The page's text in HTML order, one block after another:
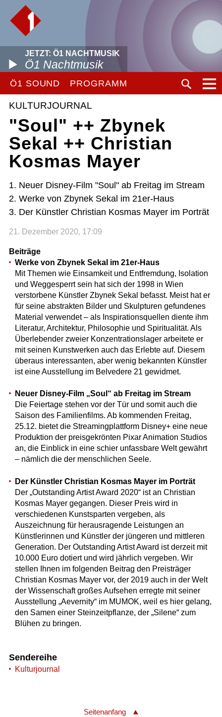
JETZT: Ö1 NACHTMUSIK
Ö1 Nachtmusik
Ö1 SOUND PROGRAMM
KULTURJOURNAL
"Soul" ++ Zbynek
Sekal ++ Christian
Kosmas Mayer
1. Neuer Disney-Film "Soul" ab Freitag im Stream
2. Werke von Zbynek Sekal im 21er-Haus
3. Der Künstler Christian Kosmas Mayer im Porträt
21. Dezember 2020, 17:09
Beiträge
Werke von Zbynek Sekal im 21er-Haus
Mit Themen wie Einsamkeit und Entfremdung, Isolation
und Weggesperrt sein hat sich der 1998 in Wien
verstorbene Künstler Zbynek Sekal befasst. Meist hat er
für seine abstrakten Bilder und Skulpturen gefundenes
Material verwendet – als Inspirationsquellen diente ihm
Literatur, Architektur, Philosophie und Spiritualität. Als
Überlebender zweier Konzentrationslager arbeitete er
mit seinen Kunstwerken auch das Erlebte auf. Diesem
überaus interessanten, aber wenig bekannten Künstler
ist eine Ausstellung im Belvedere 21 gewidmet.
Neuer Disney-Film „Soul“ ab Freitag im Stream
Die Feiertage stehen vor der Tür und somit auch die
Saison des Familienfilms. Ab kommenden Freitag,
25.12. bietet die Streamingplattform Disney+ eine neue
Produktion der preisgekrönten Pixar Animation Studios
an, die Einblick in eine schier unfassbare Welt gewährt
– nämlich die der menschlichen Seele.
Der Künstler Christian Kosmas Mayer im Porträt
Der „Outstanding Artist Award 2020“ ist an Christian
Kosmas Mayer gegangen. Dieser Preis wird in
verschiedenen Kunstsparten vergeben, als
Auszeichnung für herausragende Leistungen an
Künstlerinnen und Künstler der jüngeren und mittleren
Generation. Der Outstanding Artist Award ist derzeit mit
10.000 Euro dotiert und wird jährlich vergeben. Wir
stellen Ihnen im folgenden Beitrag den Preisträger
Christian Kosmas Mayer vor, der 2019 auch in der Welt
der Wissenschaft großes Aufsehen erregte mit seiner
Ausstellung „Aevernity“ im MUMOK, weil es hier gelang,
den Samen einer Steinzeitpflanze, der „Silene“ zum
Blühen zu bringen.
Sendereihe
Kulturjournal
Seitenanfang